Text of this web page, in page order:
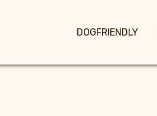
DOGFRIENDLY